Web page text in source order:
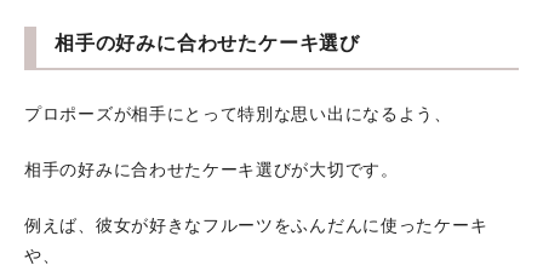
相手の好みに合わせたケーキ選び
プロポーズが相手にとって特別な思い出になるよう、
相手の好みに合わせたケーキ選びが大切です。
例えば、彼女が好きなフルーツをふんだんに使ったケーキ
や、